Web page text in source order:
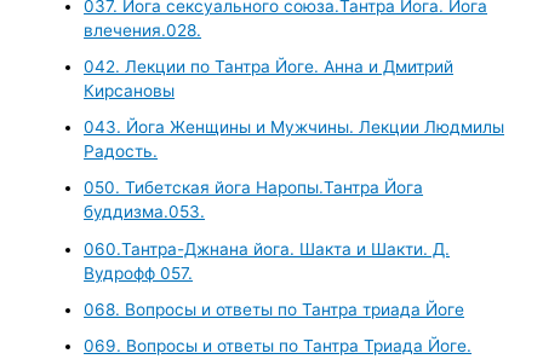
037. Йога сексуального союза.Тантра Йога. Йога
влечения.028.
042. Лекции по Тантра Йоге. Анна и Дмитрий
Кирсановы
043. Йога Женщины и Мужчины. Лекции Людмилы
Радость.
050. Тибетская йога Наропы.Тантра Йога
буддизма.053.
060.Тантра-Джнана йога. Шакта и Шакти. Д.
Вудрофф 057.
068. Вопросы и ответы по Тантра триада Йоге
069. Вопросы и ответы по Тантра Триада Йоге.